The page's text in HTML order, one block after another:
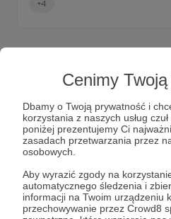
Cenimy
Dbamy o Twoją prywatność i
korzystania z naszych usług
poniżej prezentujemy Ci
zasadach przetwarzania przez
osobowych.
Aby wyrazić zgody na
automatycznego śledzenia i
informacji na Twoim urządzeniu
przechowywanie przez Crowd8
+4
01.04.2022 Brak komentarzy